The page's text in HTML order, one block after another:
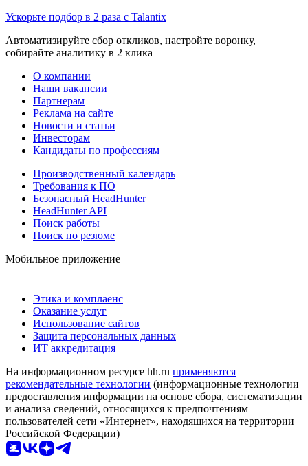
Ускорьте подбор в 2 раза с Talantix
Автоматизируйте сбор откликов, настройте воронку,
собирайте аналитику в 2 клика
О компании
Наши вакансии
Партнерам
Реклама на сайте
Новости и статьи
Инвесторам
Кандидаты по профессиям
Производственный календарь
Требования к ПО
Безопасный HeadHunter
HeadHunter API
Поиск работы
Поиск по резюме
Мобильное приложение
Этика и комплаенс
Оказание услуг
Использование сайтов
Защита персональных данных
ИТ аккредитация
На информационном ресурсе hh.ru применяются
рекомендательные технологии (информационные технологии
предоставления информации на основе сбора, систематизации
и анализа сведений, относящихся к предпочтениям
пользователей сети «Интернет», находящихся на территории
Российской Федерации)